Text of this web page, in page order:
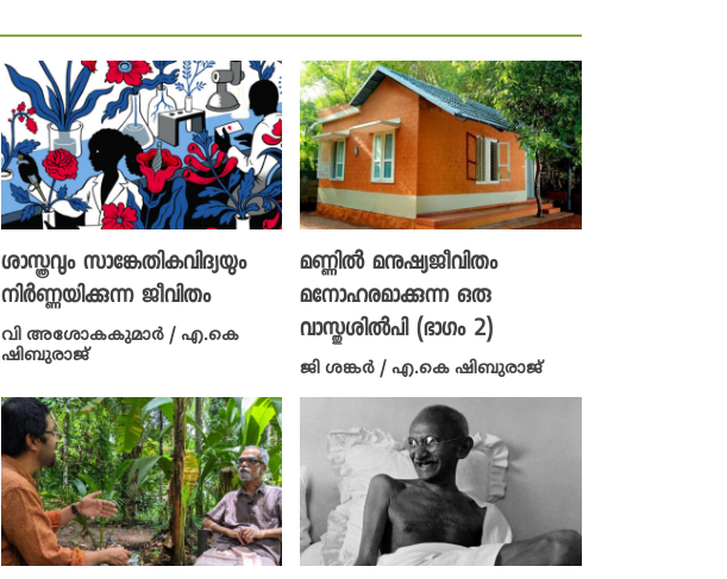
ശാസ്ത്രവും സാങ്കേതികവിദ്യയും
നിർണ്ണയിക്കുന്ന ജീവിതം
വി അശോകകുമാർ / എ.കെ
ഷിബുരാജ്
മണ്ണിൽ മനുഷ്യജീവിതം
മനോഹരമാക്കുന്ന ഒരു
വാസ്തുശിൽപി (ഭാ​ഗം 2)
ജി ശങ്കർ / എ.കെ ഷിബുരാജ്